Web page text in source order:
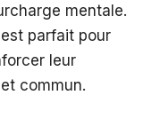
mentale.
parfait pour
leur
commun.